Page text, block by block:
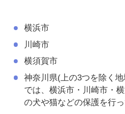
横浜市
川崎市
横須賀市
神奈川県(上の3つを除く
では、横浜市・川崎市・
の犬や猫などの保護を行っ